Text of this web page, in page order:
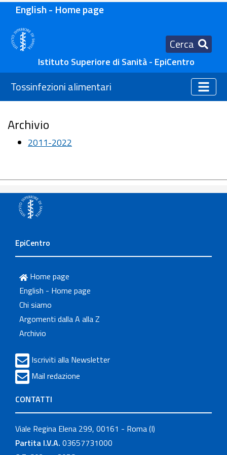
English - Home page
Cerca
Istituto Superiore di Sanità - EpiCentro
Tossinfezioni alimentari
Archivio
2011-2022
EpiCentro
Home page
English - Home page
Chi siamo
Argomenti dalla A alla Z
Archivio
Iscriviti alla Newsletter
Mail redazione
CONTATTI
Viale Regina Elena 299, 00161 - Roma (I)
Partita I.V.A. 03657731000